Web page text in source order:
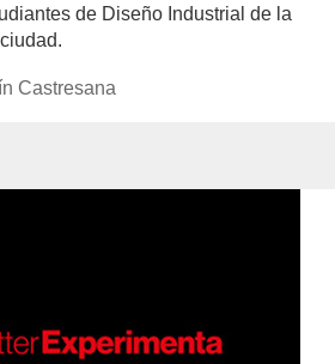
de Diseño Industrial de la
www.experimenta.es/author/jazmin-
Castresana